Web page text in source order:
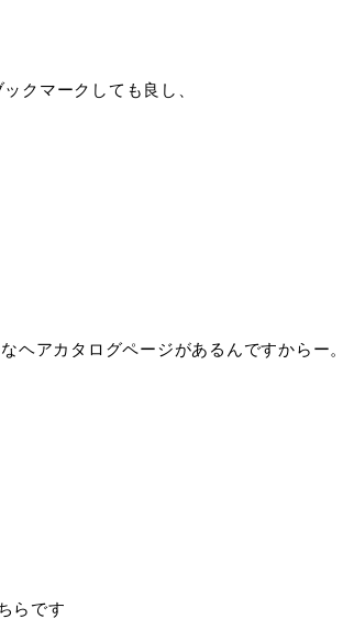
クマークしても良し、
ヘアカタログページがあるんですからー。
らです